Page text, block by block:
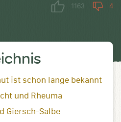
1163 4
ist schon lange bekannt
und Rheuma
Giersch-Salbe